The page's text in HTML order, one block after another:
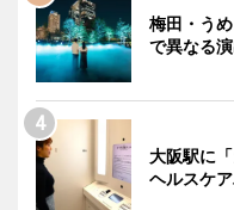
梅田・う
で異なる
大阪駅に
ヘルスケ